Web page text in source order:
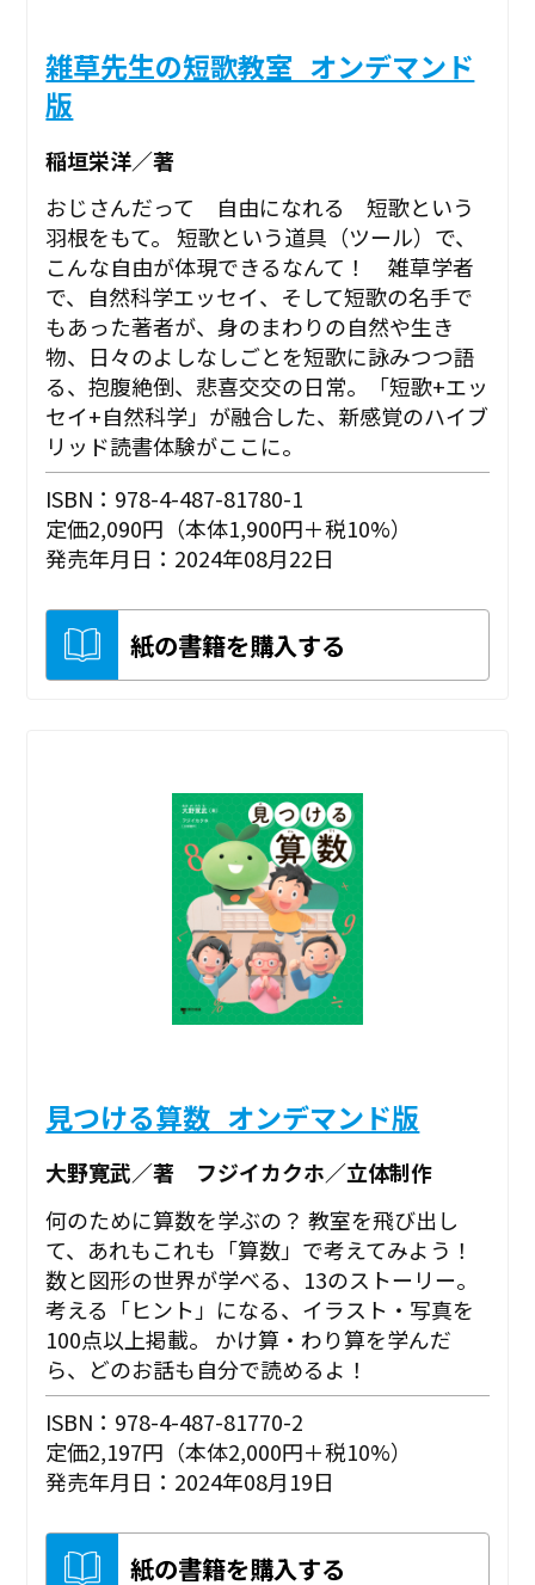
雑草先生の短歌教室_オンデマンド
版
稲垣栄洋／著
おじさんだって 自由になれる 短歌という
羽根をもて。 短歌という道具（ツール）で、
こんな自由が体現できるなんて！ 雑草学者
で、自然科学エッセイ、そして短歌の名手で
もあった著者が、身のまわりの自然や生き
物、日々のよしなしごとを短歌に詠みつつ語
る、抱腹絶倒、悲喜交交の日常。「短歌+エッ
セイ+自然科学」が融合した、新感覚のハイブ
リッド読書体験がここに。
ISBN：978-4-487-81780-1
定価2,090円（本体1,900円＋税10%）
発売年月日：2024年08月22日
紙の書籍を購入する
見つける算数_オンデマンド版
大野寛武／著 フジイカクホ／立体制作
何のために算数を学ぶの？ 教室を飛び出し
て、あれもこれも「算数」で考えてみよう！
数と図形の世界が学べる、13のストーリー。
考える「ヒント」になる、イラスト・写真を
100点以上掲載。 かけ算・わり算を学んだ
ら、どのお話も自分で読めるよ！
ISBN：978-4-487-81770-2
定価2,197円（本体2,000円＋税10%）
発売年月日：2024年08月19日
紙の書籍を購入する